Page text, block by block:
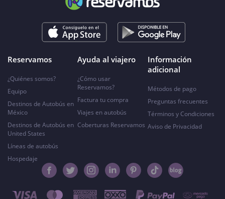
Reservamos
¿Quiénes somos?
Equipo
Destinos de Autobús en
México
Destinos de Autobús en
United States
Líneas de autobús
Hospedaje
Ayuda al viajero
¿Cómo usar
Reservamos?
Factura tu compra
Viajes en autobús
Coberturas Reservamos
Información
adicional
Métodos de pago
Preguntas frecuentes
Términos y Condiciones
Aviso de Privacidad